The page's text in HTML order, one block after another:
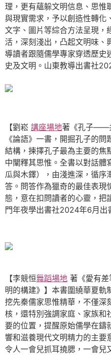
理，更有蘊躲文明信息、思惟
與現實需求，予以創造性轉化
文字、圖片等綜合方法呈現，
活，深刻淺出，凸起文明味、
導讀者跟隨儒學專家穿透歷史
史及文明。山東教導出書社
【劉崧 講座場地著《孔子——
《論語》一書，開掘孔子的
結構，揀擇孔子最為主要的焦
中闡釋其思惟。全書以對話體
瓜與木鐸），由淺進深，循序
答。問答作為獵奇的最佳表現
態，意在扣問讀者的心靈，把
門年夜學出書社2024年6月出
【李競恒舞蹈場地 著《愛有
明的構建》】本書圍繞華夏軌
挖先秦儒家思惟精華，不僅深
核，還特別強調家庭、家族和
要的位置，提醒原始儒學在鑄
響和滋養現代文明精力的主要
令人一會兒抓耳撓腮，一會兒